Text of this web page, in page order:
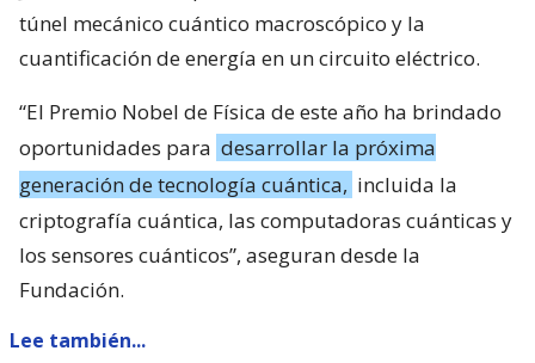
túnel mecánico cuántico macroscópico y la
cuantificación de energía en un circuito eléctrico.
“El Premio Nobel de Física de este año ha brindado
oportunidades para desarrollar la próxima
generación de tecnología cuántica, incluida la
criptografía cuántica, las computadoras cuánticas y
los sensores cuánticos”, aseguran desde la
Fundación.
Lee también...